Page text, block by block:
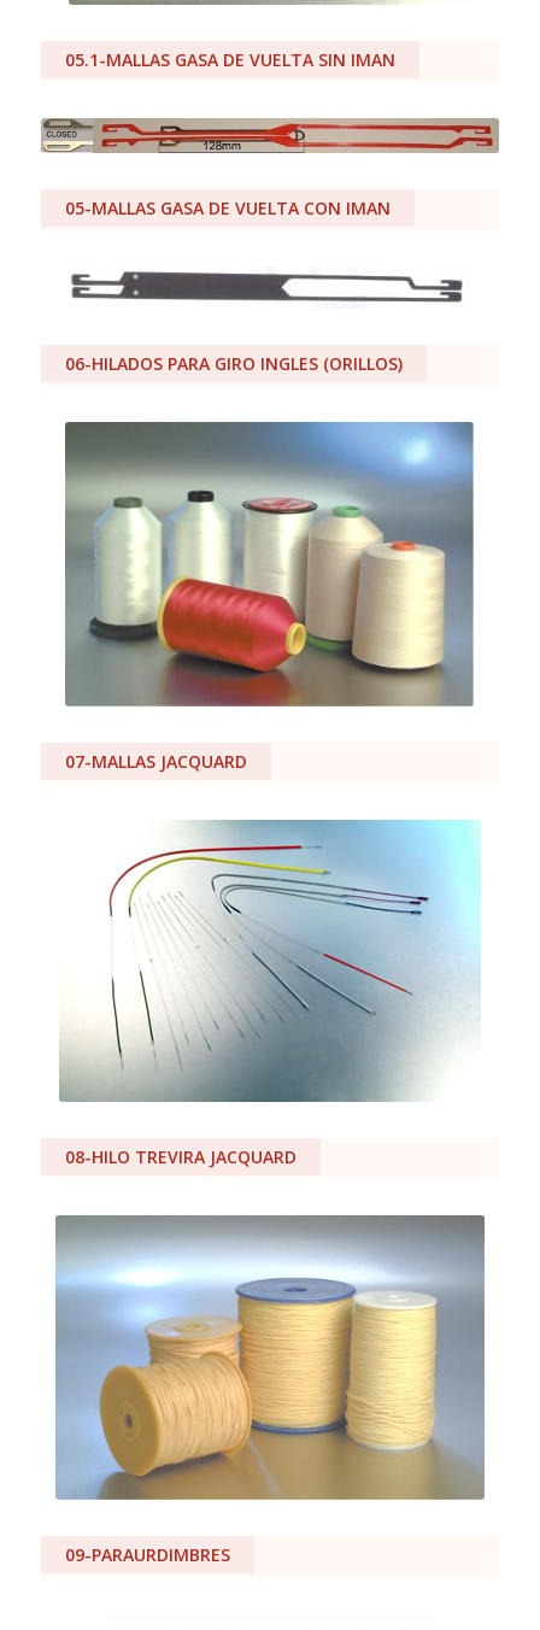
05.1-MALLAS GASA DE VUELTA SIN IMAN
05-MALLAS GASA DE VUELTA CON IMAN
06-HILADOS PARA GIRO INGLES (ORILLOS)
07-MALLAS JACQUARD
08-HILO TREVIRA JACQUARD
09-PARAURDIMBRES